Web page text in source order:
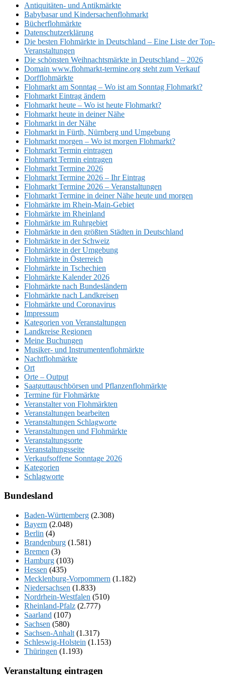
Antiquitäten- und Antikmärkte
Babybasar und Kindersachenflohmarkt
Bücherflohmärkte
Datenschutzerklärung
Die besten Flohmärkte in Deutschland – Eine Liste der Top-
Veranstaltungen
Die schönsten Weihnachtsmärkte in Deutschland – 2026
Domain www.flohmarkt-termine.org steht zum Verkauf
Dorfflohmärkte
Flohmarkt am Sonntag – Wo ist am Sonntag Flohmarkt?
Flohmarkt Eintrag ändern
Flohmarkt heute – Wo ist heute Flohmarkt?
Flohmarkt heute in deiner Nähe
Flohmarkt in der Nähe
Flohmarkt in Fürth, Nürnberg und Umgebung
Flohmarkt morgen – Wo ist morgen Flohmarkt?
Flohmarkt Termin eintragen
Flohmarkt Termin eintragen
Flohmarkt Termine 2026
Flohmarkt Termine 2026 – Ihr Eintrag
Flohmarkt Termine 2026 – Veranstaltungen
Flohmarkt Termine in deiner Nähe heute und morgen
Flohmärkte im Rhein-Main-Gebiet
Flohmärkte im Rheinland
Flohmärkte im Ruhrgebiet
Flohmärkte in den größten Städten in Deutschland
Flohmärkte in der Schweiz
Flohmärkte in der Umgebung
Flohmärkte in Österreich
Flohmärkte in Tschechien
Flohmärkte Kalender 2026
Flohmärkte nach Bundesländern
Flohmärkte nach Landkreisen
Flohmärkte und Coronavirus
Impressum
Kategorien von Veranstaltungen
Landkreise Regionen
Meine Buchungen
Musiker- und Instrumentenflohmärkte
Nachtflohmärkte
Ort
Orte – Output
Saatguttauschbörsen und Pflanzenflohmärkte
Termine für Flohmärkte
Veranstalter von Flohmärkten
Veranstaltungen bearbeiten
Veranstaltungen Schlagworte
Veranstaltungen und Flohmärkte
Veranstaltungsorte
Veranstaltungsseite
Verkaufsoffene Sonntage 2026
Kategorien
Schlagworte
Bundesland
Baden-Württemberg (2.308)
Bayern (2.048)
Berlin (4)
Brandenburg (1.581)
Bremen (3)
Hamburg (103)
Hessen (435)
Mecklenburg-Vorpommern (1.182)
Niedersachsen (1.833)
Nordrhein-Westfalen (510)
Rheinland-Pfalz (2.777)
Saarland (107)
Sachsen (580)
Sachsen-Anhalt (1.317)
Schleswig-Holstein (1.153)
Thüringen (1.193)
Veranstaltung eintragen